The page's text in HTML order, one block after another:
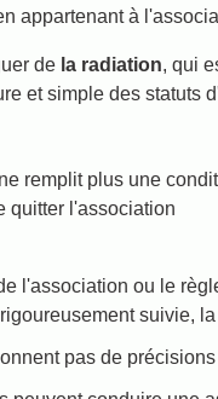
appartenant à
de la radiation, qui
et simple des statuts
remplit plus une
quitter l'association
l'association ou le
suivie,
pas de